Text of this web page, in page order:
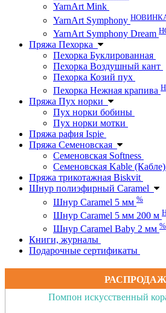
YarnArt Mink
YarnArt Symphony
YarnArt Symphony Dream
Пряжа Пехорка
Пехорка Буклированная
Пехорка Воздушный кант
Пехорка Козий пух
Пехорка Нежная крапива
Пряжа Пух норки
Пух норки бобины
Пух норки мотки
Пряжа рафия Ispie
Пряжа Семеновская
Семеновская Softness
Семеновская Kable (Кабле)
Пряжа трикотажная Biskvit
Шнур полиэфирный Caramel
Шнур Caramel 5 мм %
Шнур Caramel 5 мм 200 м
Шнур Caramel Baby 2 мм %
Книги, журналы
Подарочные сертификаты
Помпон искусственный